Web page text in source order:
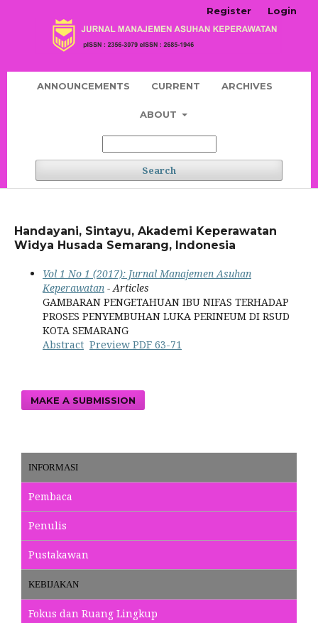
ANNOUNCEMENTS CURRENT ARCHIVES
ABOUT
Search
Register Login
Handayani, Sintayu, Akademi Keperawatan
Widya Husada Semarang, Indonesia
Vol 1 No 1 (2017): Jurnal Manajemen Asuhan
Keperawatan - Articles
GAMBARAN PENGETAHUAN IBU NIFAS TERHADAP
PROSES PENYEMBUHAN LUKA PERINEUM DI RSUD
KOTA SEMARANG
Abstract Preview PDF 63-71
MAKE A SUBMISSION
INFORMASI
Pembaca
Penulis
Pustakawan
KEBIJAKAN
Fokus dan Ruang Lingkup